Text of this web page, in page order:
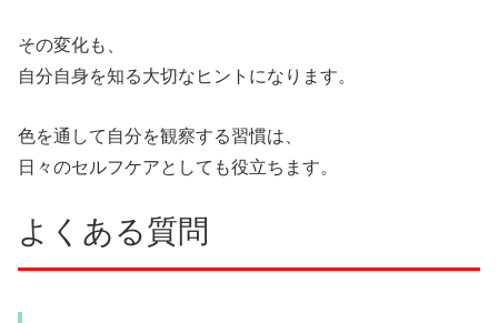
その変化も、
自分自身を知る大切なヒントになります。
色を通して自分を観察する習慣は、
日々のセルフケアとしても役立ちます。
よくある質問